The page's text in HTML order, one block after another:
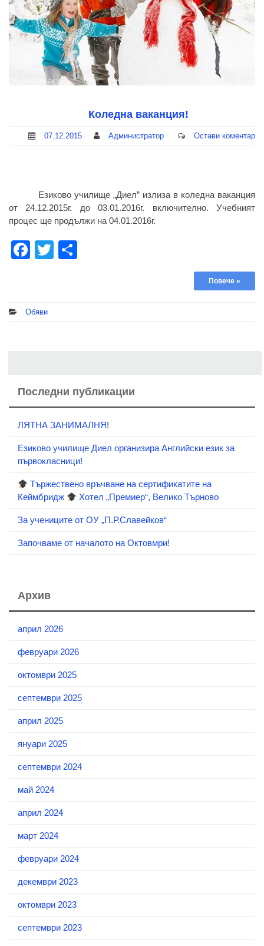
Коледна ваканция!
07.12.2015 Администратор Остави коментар
Езиково училище „Диел” излиза в коледна ваканция
от 24.12.2015г. до 03.01.2016г. включително. Учебният
процес ще продължи на 04.01.2016г.
Facebook
Twitter
Повече »
Обяви
Последни публикации
ЛЯТНА ЗАНИМАЛНЯ!
Езиково училище Диел организира Английски език за
първокласници!
Тържествено връчване на сертификатите на
Кеймбридж
Хотел „Премиер“, Велико Търново
За учениците от ОУ „П.Р.Славейков“
Започваме от началото на Октовмри!
Архив
април 2026
февруари 2026
октомври 2025
септември 2025
април 2025
януари 2025
септември 2024
май 2024
април 2024
март 2024
февруари 2024
декември 2023
октомври 2023
септември 2023